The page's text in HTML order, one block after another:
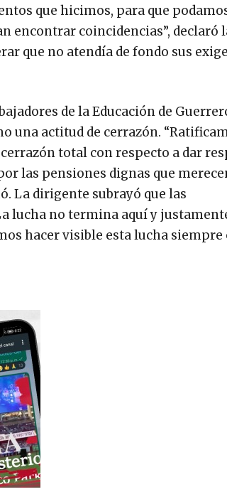
que hicimos, para que
encontrar coincidencias”, declaró
que no atendía de fondo sus
de la Educación de
una actitud de cerrazón.
total con respecto a dar
las pensiones dignas que
La dirigente subrayó que las
lucha no termina aquí y
hacer visible esta lucha siempre